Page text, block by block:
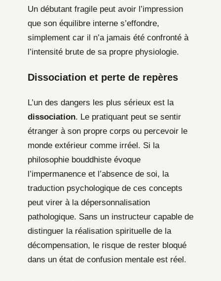
Un débutant fragile peut avoir l’impression
que son équilibre interne s’effondre,
simplement car il n’a jamais été confronté à
l’intensité brute de sa propre physiologie.
Dissociation et perte de repères
L’un des dangers les plus sérieux est la
dissociation. Le pratiquant peut se sentir
étranger à son propre corps ou percevoir le
monde extérieur comme irréel. Si la
philosophie bouddhiste évoque
l’impermanence et l’absence de soi, la
traduction psychologique de ces concepts
peut virer à la dépersonnalisation
pathologique. Sans un instructeur capable de
distinguer la réalisation spirituelle de la
décompensation, le risque de rester bloqué
dans un état de confusion mentale est réel.